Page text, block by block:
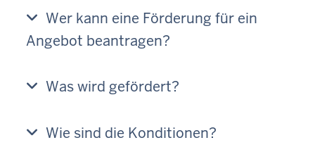
Wer kann eine Förderung für ein
Angebot beantragen?
Was wird gefördert?
Wie sind die Konditionen?